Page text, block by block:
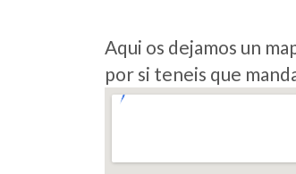
Aqui os dejamos un
por si teneis que